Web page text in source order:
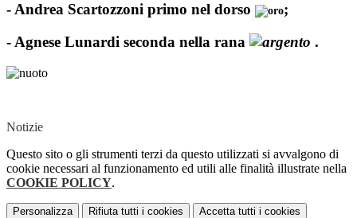
- Andrea Scartozzoni primo nel dorso
;
- Agnese Lunardi seconda nella rana
.
Notizie
Questo sito o gli strumenti terzi da questo utilizzati si avvalgono di
cookie necessari al funzionamento ed utili alle finalità illustrate nella
COOKIE POLICY.
Personalizza Rifiuta tutti i cookies Accetta tutti i cookies